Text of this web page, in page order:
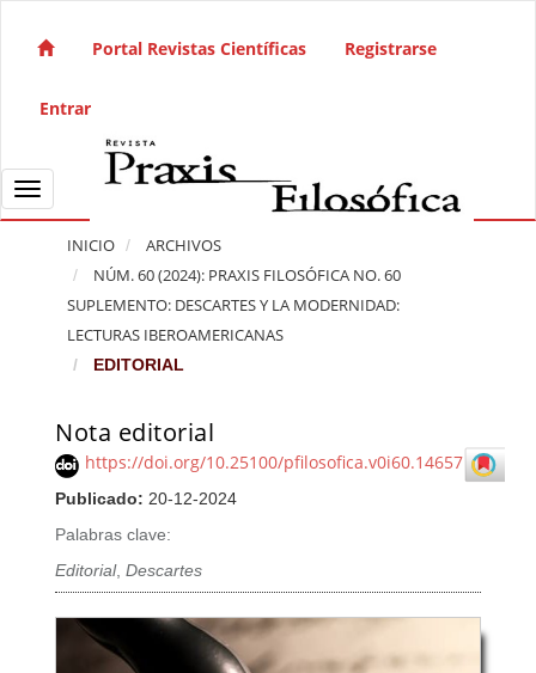
Navegación principal
Barra lateral
Portal Revistas Científicas Registrarse
Entrar
Toggle navigation
INICIO
ARCHIVOS
NÚM. 60 (2024): PRAXIS FILOSÓFICA NO. 60
SUPLEMENTO: DESCARTES Y LA MODERNIDAD:
LECTURAS IBEROAMERICANAS
EDITORIAL
Nota editorial
https://doi.org/10.25100/pfilosofica.v0i60.14657
Publicado: 20-12-2024
Palabras clave:
Editorial,Descartes
Barra lateral del artículo